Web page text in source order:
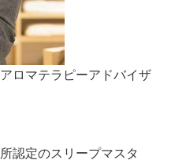
ロマテラピーアドバイザ
認定のスリープマスタ